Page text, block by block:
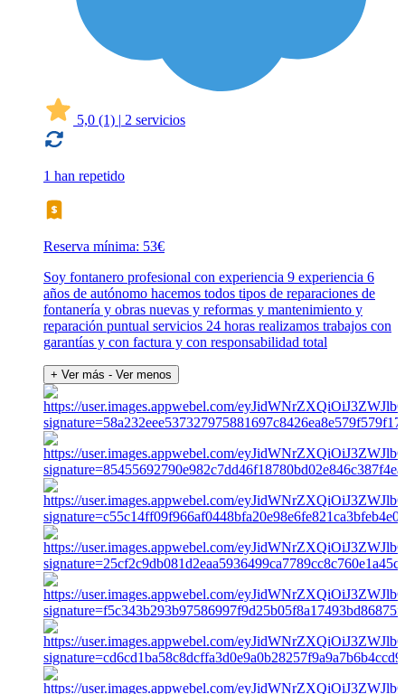
5,0 (1) | 2 servicios
1 han repetido
Reserva mínima: 53€
Soy fontanero profesional con experiencia 9 experiencia 6
años de autónomo hacemos todos tipos de reparaciones de
fontanería y obras nuevas y reformas y mantenimiento y
reparación puntual servicios 24 horas realizamos trabajos con
garantías y con factura y con responsabilidad total
+ Ver más - Ver menos